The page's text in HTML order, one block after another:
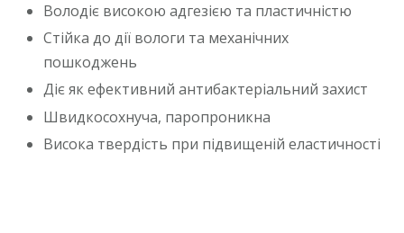
Володіє високою адгезією та пластичністю
Стійка до дії вологи та механічних
пошкоджень
Діє як ефективний антибактеріальний захист
Швидкосохнуча, паропроникна
Висока твердість при підвищеній еластичності